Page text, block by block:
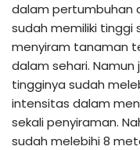
dalam pertumbuhan
sudah memiliki
menyiram tanaman
dalam sehari.
tingginya sudah
intensitas dalam
sekali penyiraman.
sudah melebihi 8